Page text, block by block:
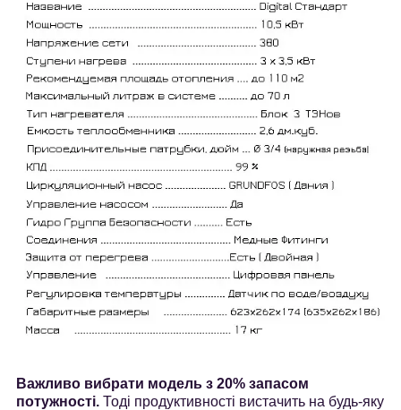
Важливо вибрати модель з 20% запасом
потужності. Тоді продуктивності вистачить на будь-яку